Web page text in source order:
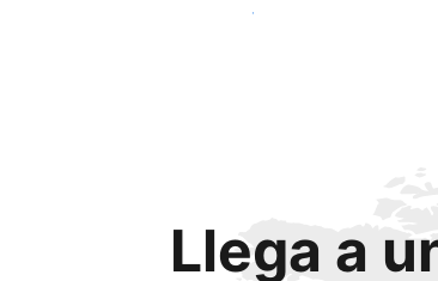
Empieza hoy mismo
Llega a